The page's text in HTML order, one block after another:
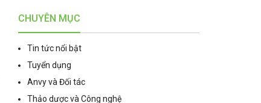
CHUYÊN MỤC
Tin tức nổi bật
Tuyển dụng
Anvy và Đối tác
Thảo dược và Công nghệ